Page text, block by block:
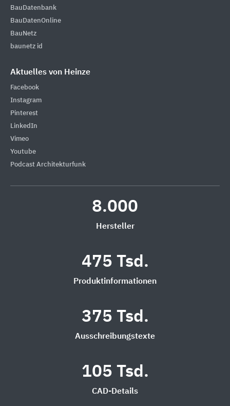
BauDatenbank
BauDatenOnline
BauNetz
baunetz id
Aktuelles von Heinze
Facebook
Instagram
Pinterest
LinkedIn
Vimeo
Youtube
Podcast Architekturfunk
8.000
Hersteller
475 Tsd.
Produktinformationen
375 Tsd.
Ausschreibungstexte
105 Tsd.
CAD-Details